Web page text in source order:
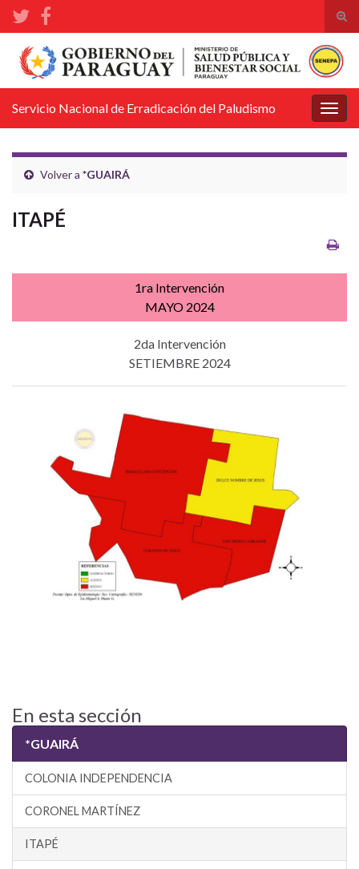
el
de
Search for:
la
Servicio Nacional de Erradicación del Paludismo
Volver a *GUAIRÁ
ITAPÉ
1ra Intervención
MAYO 2024
2da Intervención
SETIEMBRE 2024
En esta sección
*GUAIRÁ
COLONIA INDEPENDENCIA
CORONEL MARTÍNEZ
ITAPÉ